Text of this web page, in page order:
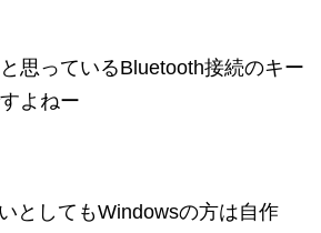
思っているBluetooth接続のキー
よねー
としてもWindowsの方は自作